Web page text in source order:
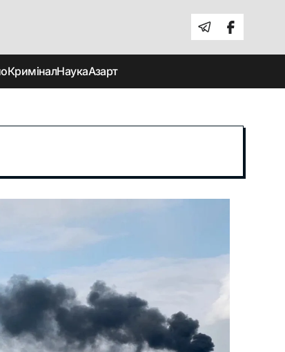
КриміналНаукаАзарт